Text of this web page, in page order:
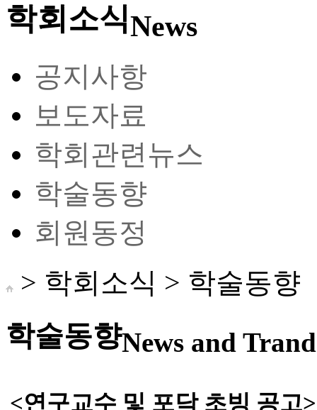
학회소식News
공지사항
보도자료
학회관련뉴스
학술동향
회원동정
> 학회소식 > 학술동향
학술동향News and
<연구교수 및 포닥 초빙 공고